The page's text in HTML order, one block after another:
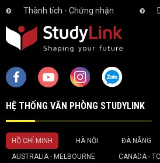
Thành tích - Chứng nhận
HỆ THỐNG VĂN PHÒNG STUDYLINK
HỒ CHÍ MINH HÀ NỘI
ĐÀ NẴNG
AUSTRALIA - MELBOURNE
CANADA -